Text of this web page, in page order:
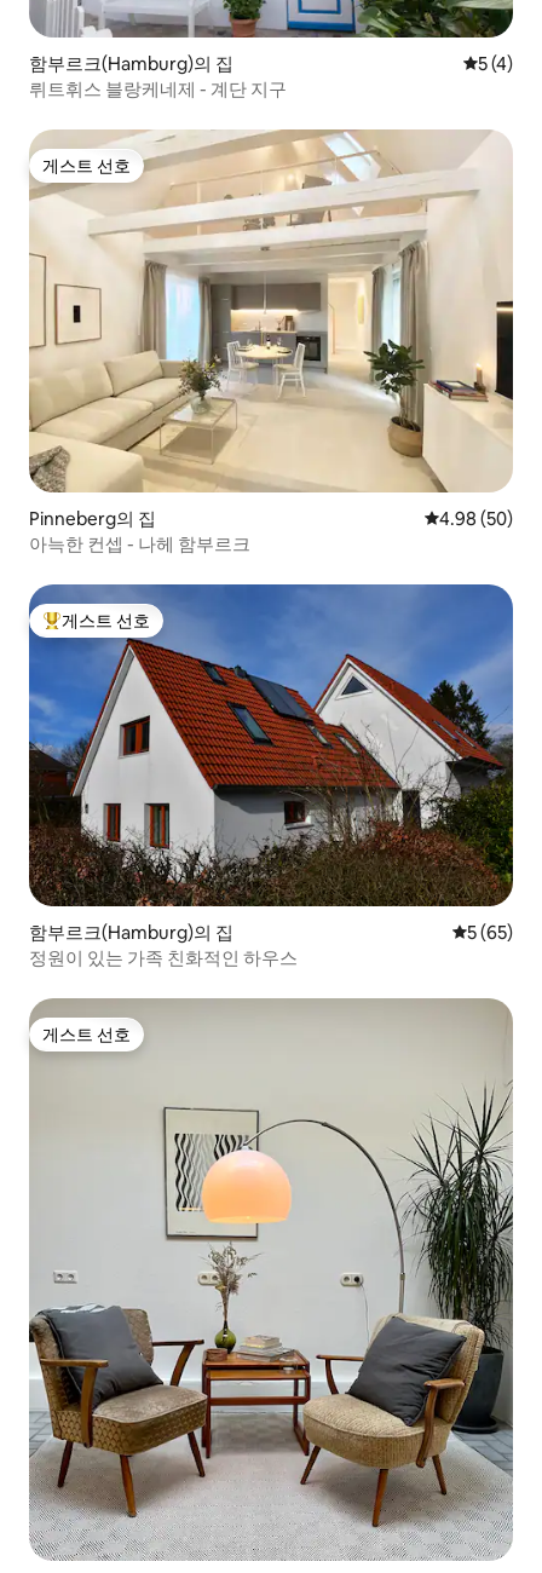
함부르크(Hamburg)의 집 평점 5점
5 (4)
뤼트휘스 블랑케네제 - 계단 지구
게스트 선호
게스트 선호
Pinneberg의 집 평점 4.98점(5
4.98 (50)
아늑한 컨셉 - 나헤 함부르크
상위 게스트 선호
게스트 선호
함부르크(Hamburg)의 집 평점 5점(5
5 (65)
정원이 있는 가족 친화적인 하우스
게스트 선호
게스트 선호